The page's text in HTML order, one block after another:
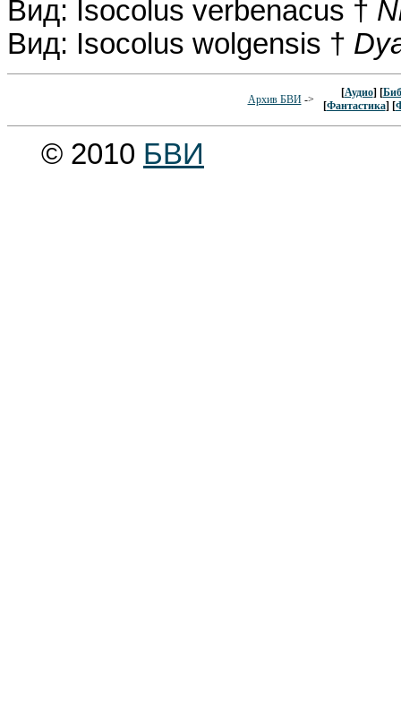
Вид: Isocolus verbenacus †
Вид: Isocolus wolgensis †
Архив БВИ->
[Аудио] [
[Фантастика] [
© 2010 БВИ